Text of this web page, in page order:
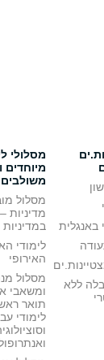
באנגלית
ללא
מסלולי
מיוחדים
משולבים
מסלול
מדיניות
במדיניות
לימודי
האירופי
מסלול
ומשאבי
תואר
לימודי